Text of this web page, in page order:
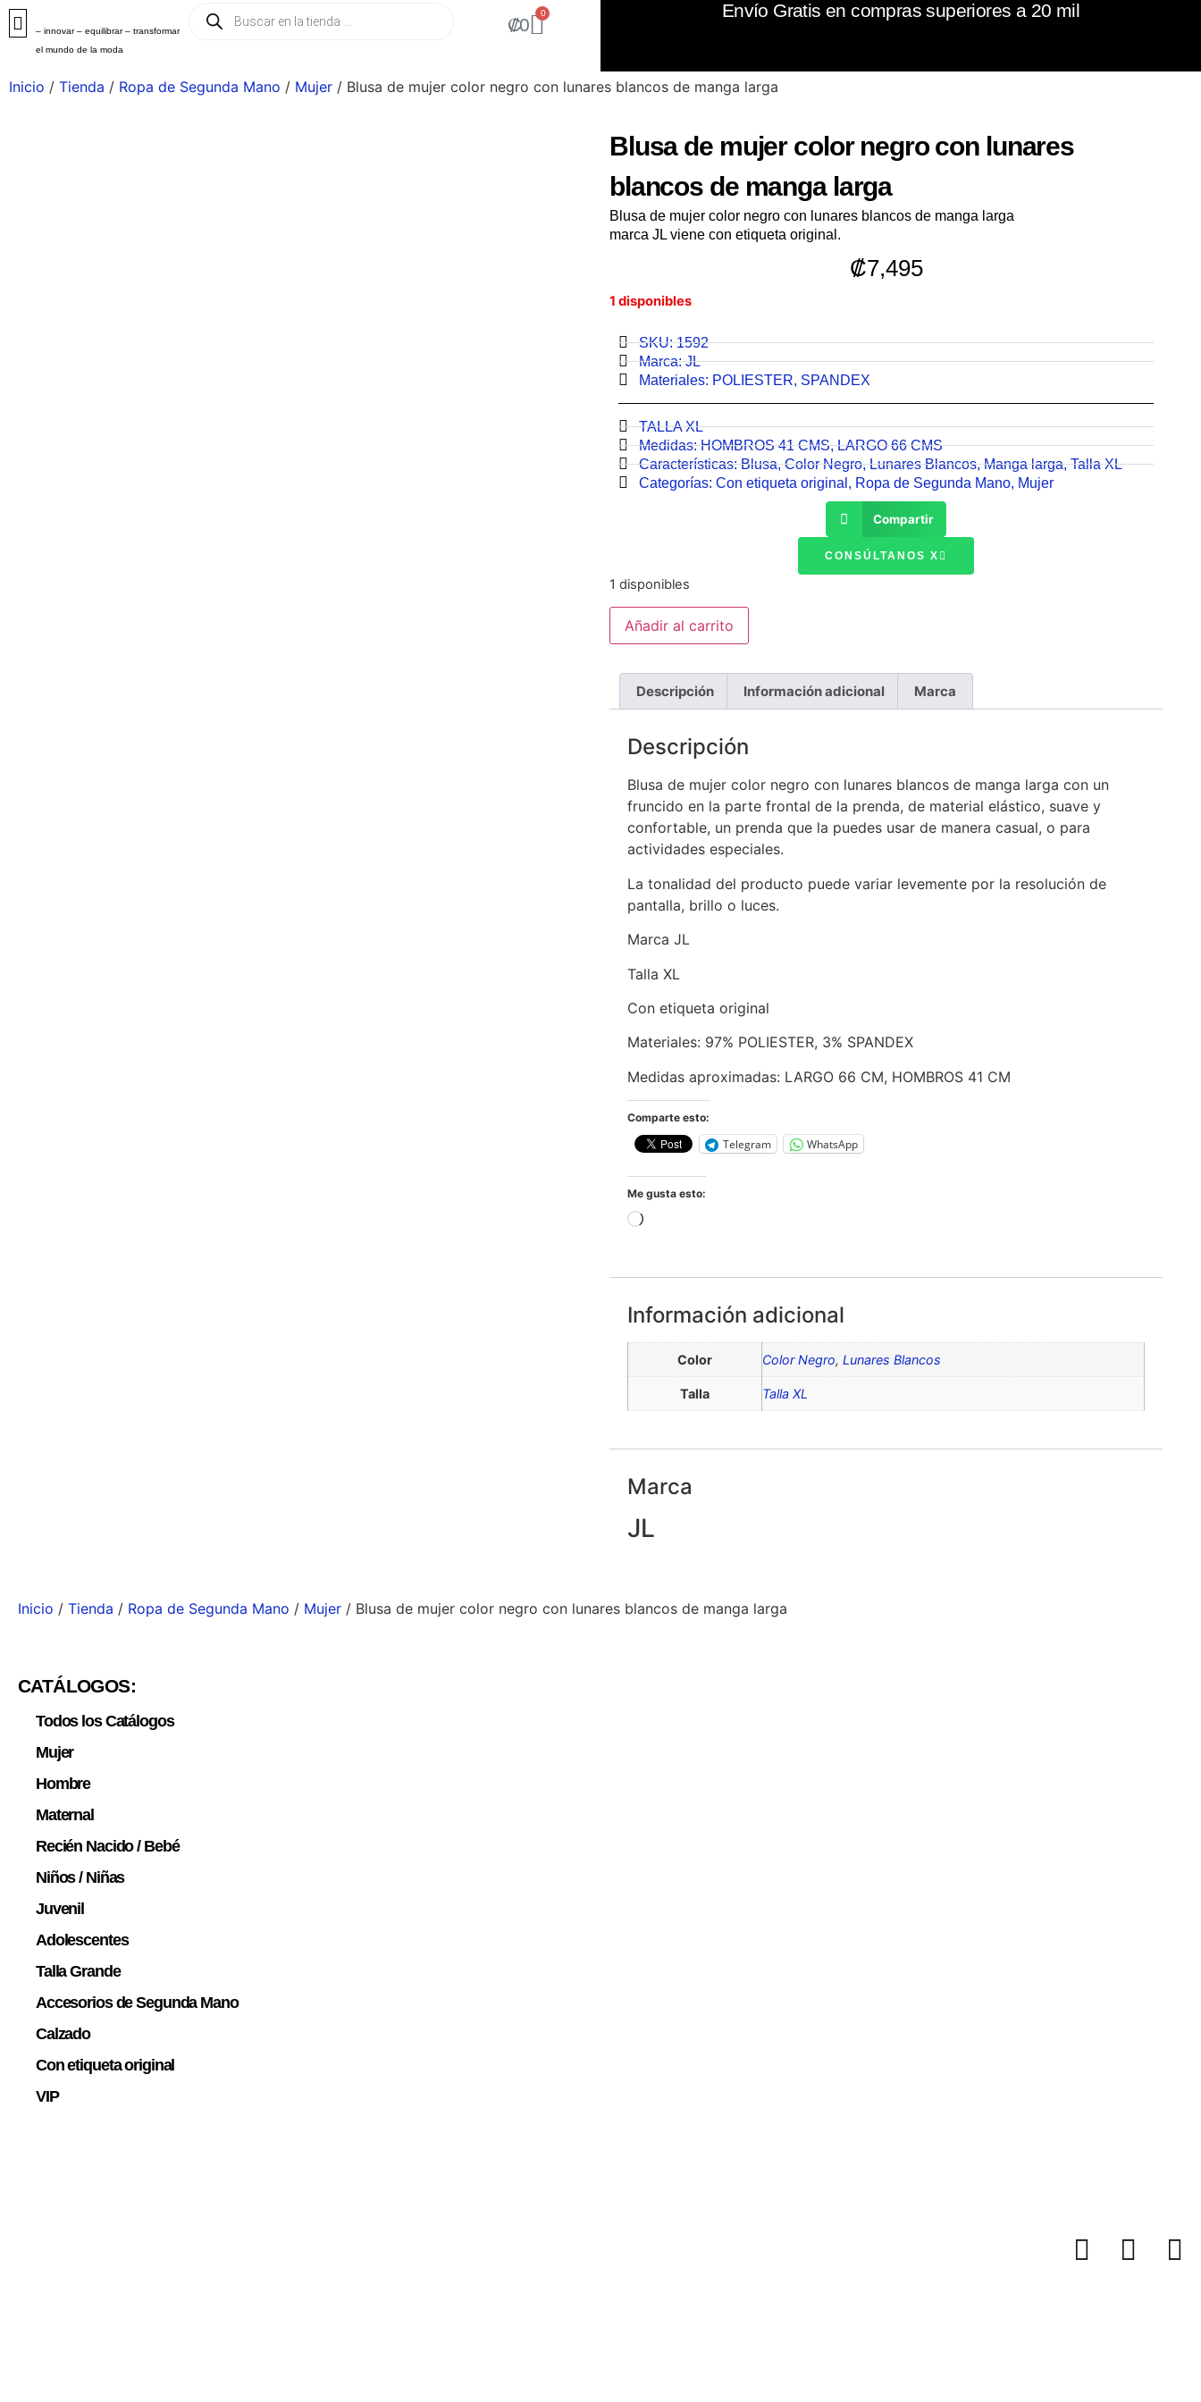
– innovar – equilibrar – transformar
el mundo de la moda
₡0
0 Envío Gratis en compras superiores a 20 mil
Inicio / Tienda / Ropa de Segunda Mano / Mujer / Blusa de mujer color negro con lunares blancos de manga larga
Blusa de mujer color negro con lunares
blancos de manga larga
Blusa de mujer color negro con lunares blancos de manga larga
marca JL viene con etiqueta original.
₡7,495
1 disponibles
SKU: 1592
Marca:JL
Materiales: POLIESTER, SPANDEX
TALLA XL
Medidas:HOMBROS 41 CMS,LARGO 66 CMS
Características:Blusa,Color Negro,Lunares Blancos,Manga larga,Talla XL
Categorías: Con etiqueta original , Ropa de Segunda Mano, Mujer
Compartir
CONSÚLTANOS X
1 disponibles
Añadir al carrito
Descripción Información adicional Marca
Descripción
Blusa de mujer color negro con lunares blancos de manga larga con un
fruncido en la parte frontal de la prenda, de material elástico, suave y
confortable, un prenda que la puedes usar de manera casual, o para
actividades especiales.
La tonalidad del producto puede variar levemente por la resolución de
pantalla, brillo o luces.
Marca JL
Talla XL
Con etiqueta original
Materiales: 97% POLIESTER, 3% SPANDEX
Medidas aproximadas: LARGO 66 CM, HOMBROS 41 CM
Comparte esto:
Telegram WhatsApp
Me gusta esto:
Información adicional
Color Color Negro, Lunares Blancos
Talla Talla XL
Marca
JL
Inicio / Tienda / Ropa de Segunda Mano / Mujer / Blusa de mujer color negro con lunares blancos de manga larga
CATÁLOGOS:
Todos los Catálogos
Mujer
Hombre
Maternal
Recién Nacido / Bebé
Niños / Niñas
Juvenil
Adolescentes
Talla Grande
Accesorios de Segunda Mano
Calzado
Con etiqueta original
VIP